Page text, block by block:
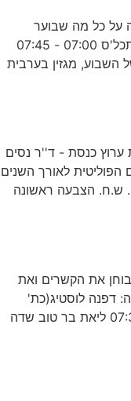
אקטואליה על כל מה שבוער
בפוליטיקה הישראלית (כת' סמויות). ש.ח. תכל'ס 07:00 - 07:45
השבוע, מגזין בערבית
מבית ערוץ כנסת - ד''ר נסים
לאורך השנים
ש.ח. הצבעה ראשונה
מגזין שבועי שבוחן את הקשרים ואת
דפנה לוסטיג(כת'
סמויות). ש.ח. הצבעה ראשונה 07:00 - 07:30 ליאת בר טוב שדה